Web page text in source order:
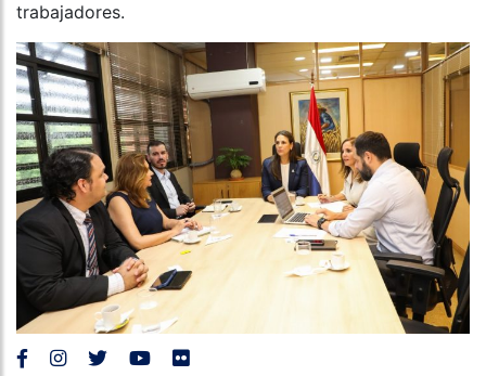
trabajadores.